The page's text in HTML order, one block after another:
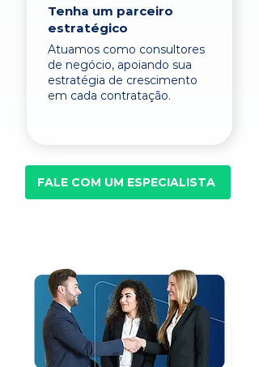
Tenha um parceiro
estratégico
Atuamos como consultores
de negócio, apoiando sua
estratégia de crescimento
em cada contratação.
FALE COM UM ESPECIALISTA